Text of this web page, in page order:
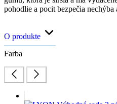
pohodlie a pocit bezpečia
O produkte
Farba